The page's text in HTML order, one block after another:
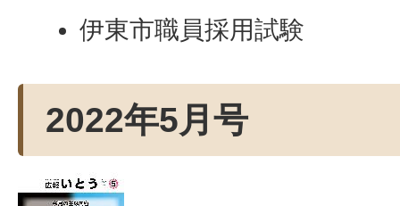
伊東市職員採用試験
2022年5月号